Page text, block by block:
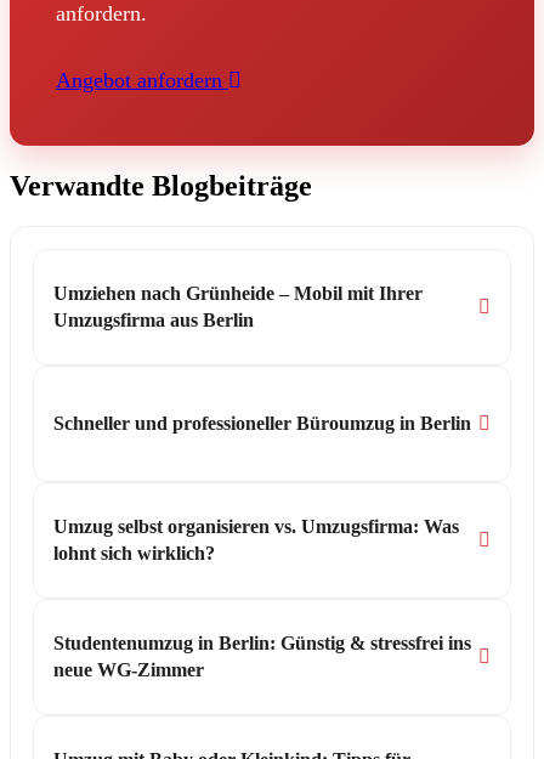
anfordern.
Angebot anfordern
Verwandte Blogbeiträge
Umziehen nach Grünheide – Mobil mit Ihrer
Umzugsfirma aus Berlin
Schneller und professioneller Büroumzug in Berlin
Umzug selbst organisieren vs. Umzugsfirma: Was
lohnt sich wirklich?
Studentenumzug in Berlin: Günstig & stressfrei ins
neue WG-Zimmer